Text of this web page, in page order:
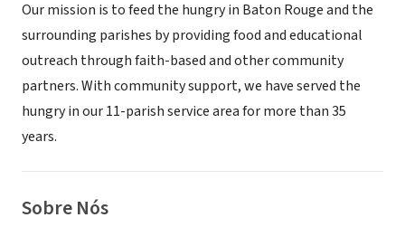
Our mission is to feed the hungry in Baton Rouge and the
surrounding parishes by providing food and educational
outreach through faith-based and other community
partners. With community support, we have served the
hungry in our 11-parish service area for more than 35
years.
Sobre Nós